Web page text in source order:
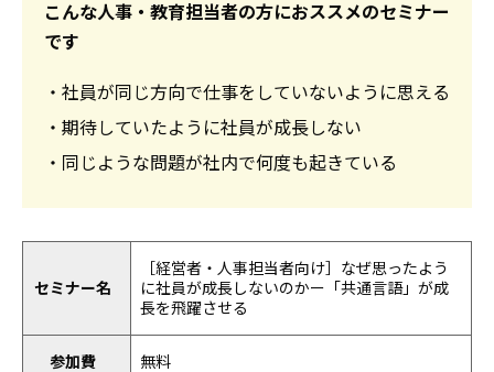
こんな人事・教育担当者の方におススメのセミナー
です
・社員が同じ方向で仕事をしていないように思える
・期待していたように社員が成長しない
・同じような問題が社内で何度も起きている
セミナー名
［経営者・人事担当者向け］なぜ思ったよう
に社員が成長しないのかー「共通言語」が成
長を飛躍させる
参加費 無料